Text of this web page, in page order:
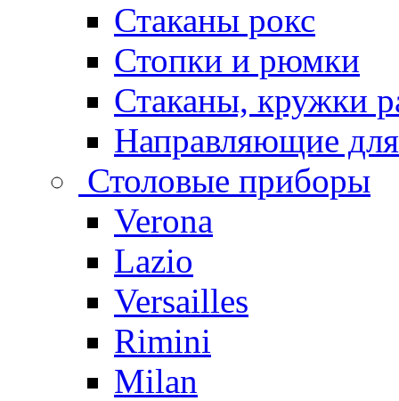
Стаканы рокс
Стопки и рюмки
Стаканы, кружки
Направляющие
Столовые приборы
Verona
Lazio
Versailles
Rimini
Milan